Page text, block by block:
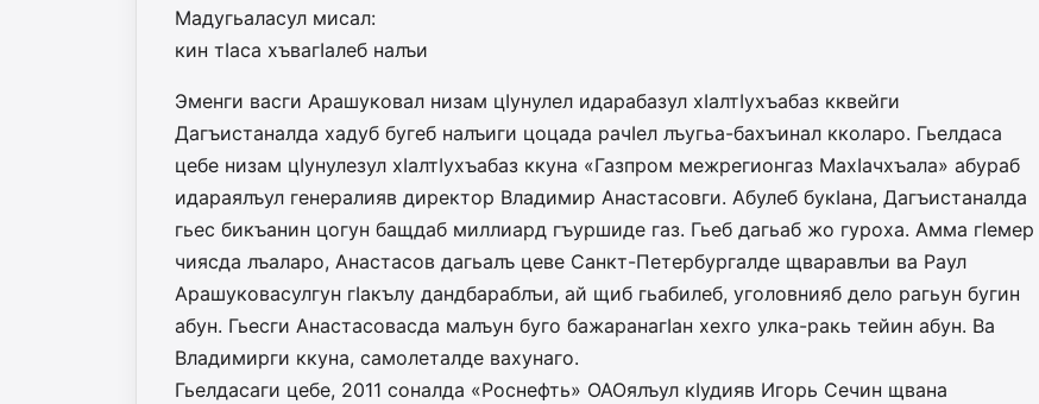
Мадугьаласул мисал:
кин тIаса хъвагIалеб налъи
Эменги васги Арашуковал низам цIунулел идарабазул хIалтIухъабаз кквейги
Дагъистаналда хадуб бугеб налъиги цоцада рачIел лъугьа-ба­хъинал кколаро. Гьелдаса
цебе низам цIунулезул хIалтIухъабаз ккуна «Газ­пром межрегионгаз МахIач­хъа­ла» абураб
идараялъул генералияв директор Владимир Анастасовги. Абулеб букIана, Дагъистаналда
гьес бикъанин цогун бащдаб милли­ард гъуршиде газ. Гьеб дагьаб жо гуроха. Амма гIемер
чиясда лъаларо, Анастасов дагьалъ цеве Санкт-Петербургалде щваравлъи ва Раул
Арашуковасулгун гIакълу дандбараблъи, ай щиб гьабилеб, уголовнияб дело рагьун бугин
абун. Гьесги Анастасовасда малъун буго бажаранагIан хехго улка-ракь те­йин абун. Ва
Владимирги ккуна, самолеталде вахунаго.
Гьелдасаги цебе, 2011 соналда «Роснефть» ОАОялъул кIудияв Игорь Сечин щвана